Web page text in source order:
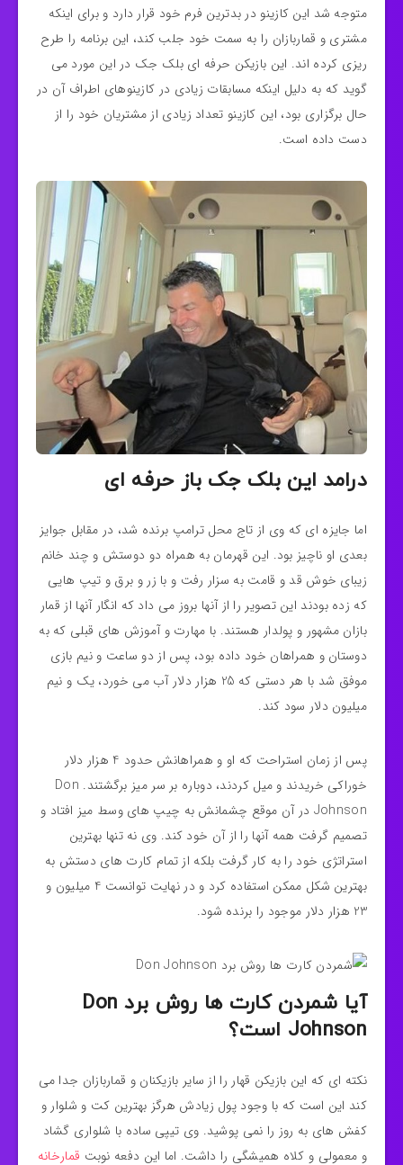
متوجه شد این کازینو در بدترین فرم خود قرار دارد و برای اینکه
مشتری و قماربازان را به سمت خود جلب کند، این برنامه را طرح
ریزی کرده اند. این بازیکن حرفه ای بلک جک در این مورد می
گوید که به دلیل اینکه مسابقات زیادی در کازینوهای اطراف آن در
حال برگزاری بود، این کازینو تعداد زیادی از مشتریان خود را از
دست داده است.
درامد این بلک جک باز حرفه ای
اما جایزه ای که وی از تاج محل ترامپ برنده شد، در مقابل جوایز
بعدی او ناچیز بود. این قهرمان به همراه دو دوستش و چند خانم
زیبای خوش قد و قامت به سزار رفت و با زر و برق و تیپ هایی
که زده بودند این تصویر را از آنها بروز می داد که انگار آنها از قمار
بازان مشهور و پولدار هستند. با مهارت و آموزش های قبلی که به
دوستان و همراهان خود داده بود، پس از دو ساعت و نیم بازی
موفق شد با هر دستی که 25 هزار دلار آب می خورد، یک و نیم
میلیون دلار سود کند.
پس از زمان استراحت که او و همراهانش حدود 4 هزار دلار
خوراکی خریدند و میل کردند، دوباره بر سر میز برگشتند. Don
Johnson در آن موقع چشمانش به چیپ های وسط میز افتاد و
تصمیم گرفت همه آنها را از آن خود کند. وی نه تنها بهترین
استراتژی خود را به کار گرفت بلکه از تمام کارت های دستش به
بهترین شکل ممکن استفاده کرد و در نهایت توانست 4 میلیون و
23 هزار دلار موجود را برنده شود.
آیا شمردن کارت ها روش برد Don
Johnson است؟
نکته ای که این بازیکن قهار را از سایر بازیکنان و قماربازان جدا می
کند این است که با وجود پول زیادش هرگز بهترین کت و شلوار و
کفش های به روز را نمی پوشید. وی تیپی ساده با شلواری گشاد
و معمولی و کلاه همیشگی را داشت. اما این دفعه نوبت قمارخانه